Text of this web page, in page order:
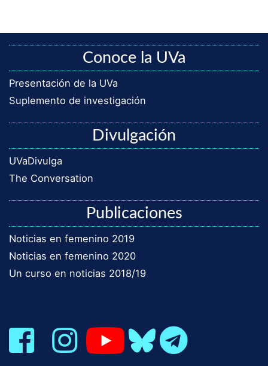
Conoce la UVa
Presentación de la UVa
Suplemento de investigación
Divulgación
UVaDivulga
The Conversation
Publicaciones
Noticias en femenino 2019
Noticias en femenino 2020
Un curso en noticias 2018/19